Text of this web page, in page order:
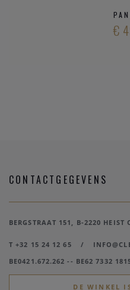
€
CONTACTGEGEVENS
BERGSTRAAT 151, B-2220 HEIST
T +32 15 24 12 65 /
BE0421.672.262 -- BE62 7332
DE WINKEL